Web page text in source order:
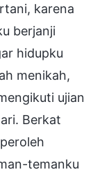
karena
berjanji
hidupku
menikah,
ujian
Berkat
temanku